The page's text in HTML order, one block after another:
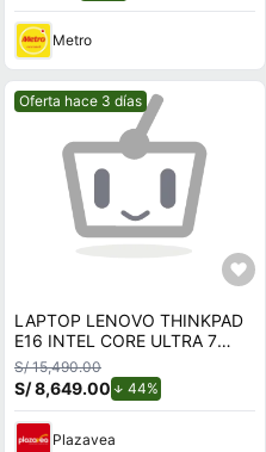
Metro
Mejor precio.
Oferta hace 3 días
LAPTOP LENOVO THINKPAD
E16 INTEL CORE ULTRA 7
255H Ram 32 GB SSD 1TB
-21SS000KLM
S/ 15,490.00
S/ 8,649.00 44%
Plazavea